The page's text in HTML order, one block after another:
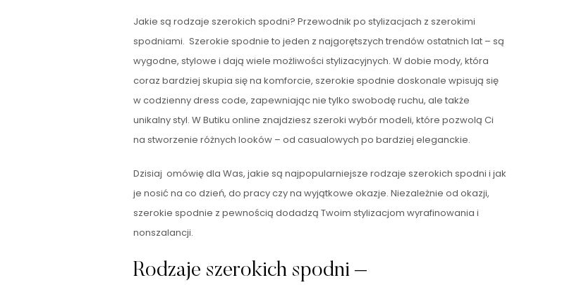
Jakie są rodzaje szerokich spodni? Przewodnik po stylizacjach z szerokimi
spodniami. Szerokie spodnie to jeden z najgorętszych trendów ostatnich lat – są
wygodne, stylowe i dają wiele możliwości stylizacyjnych. W dobie mody, która
coraz bardziej skupia się na komforcie, szerokie spodnie doskonale wpisują się
w codzienny dress code, zapewniając nie tylko swobodę ruchu, ale także
unikalny styl. W Butiku online znajdziesz szeroki wybór modeli, które pozwolą Ci
na stworzenie różnych looków – od casualowych po bardziej eleganckie.
Dzisiaj omówię dla Was, jakie są najpopularniejsze rodzaje szerokich spodni i jak
je nosić na co dzień, do pracy czy na wyjątkowe okazje. Niezależnie od okazji,
szerokie spodnie z pewnością dodadzą Twoim stylizacjom wyrafinowania i
nonszalancji.
Rodzaje szerokich spodni –